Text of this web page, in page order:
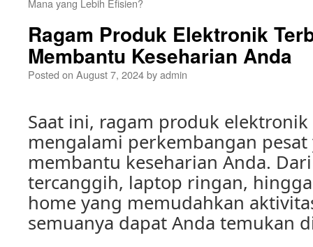
Mana yang Lebih Efisien?
Ragam Produk Elektronik
Membantu Keseharian Anda
Posted on August 7, 2024byadmin
Saat ini, ragam produk
mengalami perkembangan
membantu keseharian Anda.
tercanggih, laptop ringan,
home yang memudahkan
semuanya dapat Anda temukan